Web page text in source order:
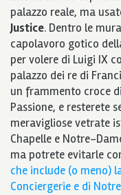
palazzo reale, ma
Justice. Dentro le
capolavoro gotico
per volere di Luigi IX
palazzo dei re di
un frammento croce
Passione, e resterete
meravigliose vetrate
Chapelle e Notre-
ma potrete evitarle
che include (o meno)
Conciergerie e di